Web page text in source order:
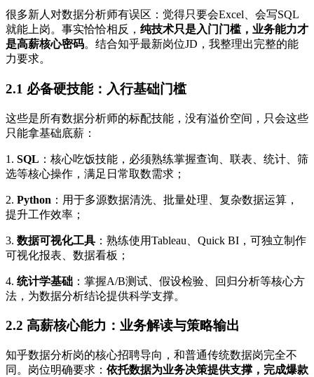
很多新人对数据分析师有误区：觉得只要会Excel、会写SQL
就能上岗。事实恰恰相反， 纯技术只是入门门槛，业务能力才
是高薪核心密码。结合知乎最新岗位JD，我整理出完整的能
力要求。
2.1 必备硬技能：入行基础门槛
这些是所有数据分析师的标配技能，没有溢价空间，只会这些
只能拿基础底薪：
1. SQL ：核心吃饭技能，必须熟练掌握查询、联表、统计、筛
选等核心操作，满足日常取数需求；
2. Python ：用于多源数据清洗、批量处理、复杂数据运算，
提升工作效率；
3. 数据可视化工具 ：熟练使用Tableau、Quick BI，可独立制作
可视化报表、数据看板；
4. 统计学基础 ：掌握A/B测试、假设检验、回归分析等核心方
法，为数据分析结论提供科学支撑。
2.2 高薪核心能力：业务解读与策略输出
知乎数据分析岗的核心招聘导向，和普通传统数据岗完全不
同。岗位明确要求： 依托数据为业务决策提供支撑，完成爆款